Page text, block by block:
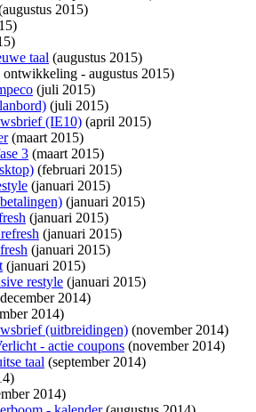
2015)
taal (augustus 2015)
ontwikkeling - augustus 2015)
(juli 2015)
(juli 2015)
(IE10) (april 2015)
(maart 2015)
3 (maart 2015)
(februari 2015)
(januari 2015)
(januari 2015)
(januari 2015)
(januari 2015)
(januari 2015)
(januari 2015)
restyle (januari 2015)
2014)
2014)
(uitbreidingen) (november 2014)
- actie coupons (november 2014)
taal (september 2014)
2014)